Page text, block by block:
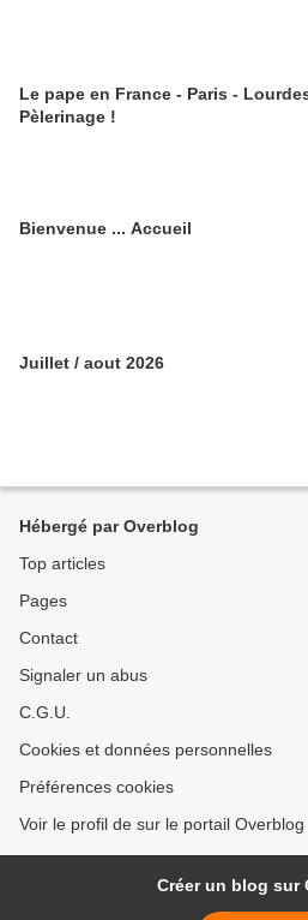
Le pape en France - Paris -
Pèlerinage !
Bienvenue ... Accueil
Juillet / aout 2026
Hébergé par Overblog
Top articles
Pages
Contact
Signaler un abus
C.G.U.
Cookies et données personnelles
Préférences cookies
Voir le profil de sur le portail Overblog
Créer un blog sur